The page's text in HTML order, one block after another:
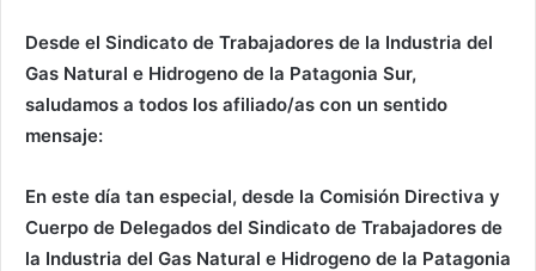
Desde el Sindicato de Trabajadores de la Industria del
Gas Natural e Hidrogeno de la Patagonia Sur,
saludamos a todos los afiliado/as con un sentido
mensaje:
En este día tan especial, desde la Comisión Directiva y
Cuerpo de Delegados del Sindicato de Trabajadores de
la Industria del Gas Natural e Hidrogeno de la Patagonia